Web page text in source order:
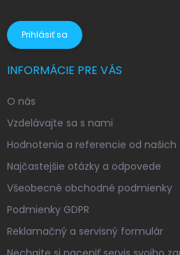
Prihlásiť sa
INFORMÁCIE PRE VÁS
O nás
Vzdelávajte sa s nami
Hodnotenia a referencie od našich
Najčastejšie otázky a odpovede
Všeobecné obchodné podmienky
Podmienky GDPR
Reklamačný a servisný formulár